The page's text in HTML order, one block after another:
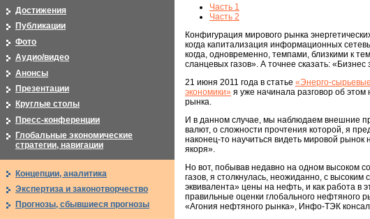
Часть 1
Часть 2
Конфигурация мирового рынка
когда капитализация информационных
когда, одновременно, темпами, близкими к
сланцевых газов». А точнее сказать: «Бизнес
21 июня 2011 года в статье «Энерго-
экономики» я уже начинала разговор об
рынка.
И в данном случае, мы наблюдаем внешние
валют, о сложности прочтения которой, я
наконец-то научиться видеть мировой рынок
якоря».
Но вот, побывав недавно на одном высоком
газов, я столкнулась, неожиданно, с
эквивалента» цены на нефть, и как работа в
правильные оценки глобального нефтяного
«Агония нефтяного рынка», Инфо-ТЭК
Достижения
Публикации
Фото
Аудио/видео
Анонсы
Презентации
Круглые столы
Пресс-конференции
Глобальные экономические
стратегии, навигации
Концепции, аналитика
Экспертиза и законотворчество
Прогнозы, сбывшиеся прогнозы